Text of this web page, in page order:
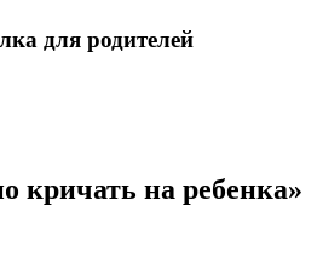
для родителей
кричать на ребенка»